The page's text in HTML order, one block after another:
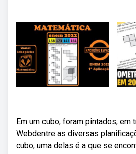
Em um cubo, foram pintados, em
Webdentre as diversas
cubo, uma delas é a que se